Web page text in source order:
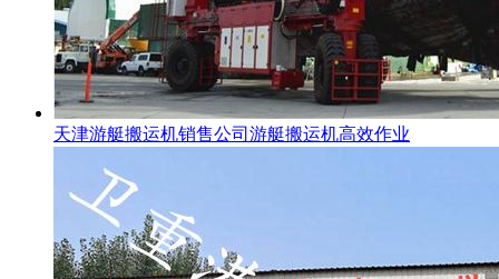
天津游艇搬运机销售公司游艇搬运机高效作业